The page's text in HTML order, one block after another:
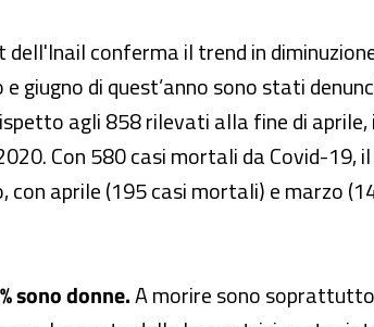
dell'Inail conferma il trend in
di quest’anno sono stati
agli 858 rilevati alla fine di aprile,
Con 580 casi mortali da Covid-19,
aprile (195 casi mortali) e marzo
sono donne.A morire sono